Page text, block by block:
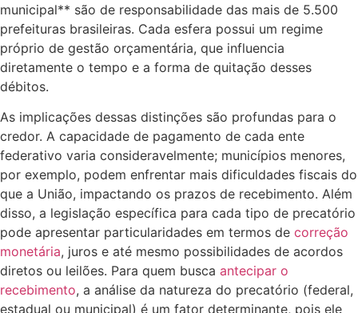
municipal** são de responsabilidade das mais de 5.500
prefeituras brasileiras. Cada esfera possui um regime
próprio de gestão orçamentária, que influencia
diretamente o tempo e a forma de quitação desses
débitos.
As implicações dessas distinções são profundas para o
credor. A capacidade de pagamento de cada ente
federativo varia consideravelmente; municípios menores,
por exemplo, podem enfrentar mais dificuldades fiscais do
que a União, impactando os prazos de recebimento. Além
disso, a legislação específica para cada tipo de precatório
pode apresentar particularidades em termos de correção
monetária, juros e até mesmo possibilidades de acordos
diretos ou leilões. Para quem busca antecipar o
recebimento, a análise da natureza do precatório (federal,
estadual ou municipal) é um fator determinante, pois ele